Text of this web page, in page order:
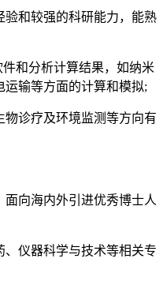
验和较强的科研能力，能熟
件和分析计算结果，如纳米
输等方面的计算和模拟;
物诊疗及环境监测等方向有
向海内外引进优秀博士人
仪器科学与技术等相关专